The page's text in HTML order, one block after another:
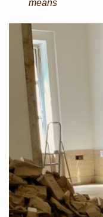
means